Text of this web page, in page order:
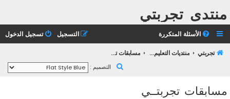
منتدى تجربتي
الأسئلة المتكررة تسجيل الدخول التسجيل
تجربتي منتديات التعليم الثانوي مسابقات تجربتــي
التصميم :
مسابقات تجربتــي